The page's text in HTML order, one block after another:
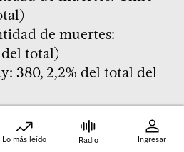
de muertes:
del total)
380, 2,2% del total del
de lo turistas no
Lo más leído Radio Ingresar